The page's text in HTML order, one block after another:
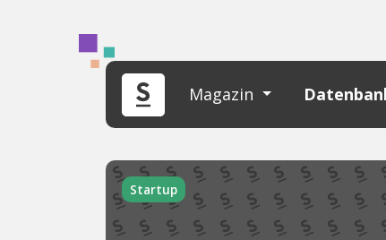
Magazin
Startup